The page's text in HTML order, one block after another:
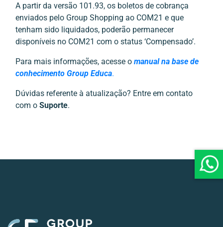
A partir da versão 101.93, os boletos de cobrança
enviados pelo Group Shopping ao COM21 e que
tenham sido liquidados, poderão permanecer
disponíveis no COM21 com o status ‘Compensado’.
Para mais informações, acesse o manual na base de
conhecimento Group Educa.
Dúvidas referente à atualização? Entre em contato
com o Suporte.